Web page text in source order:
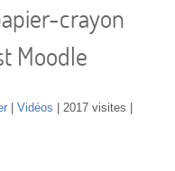
crayon
Moodle
Vidéos
2017 visites